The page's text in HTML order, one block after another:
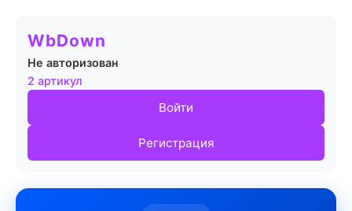
WbDown
Не авторизован
2 артикул
Войти
Регистрация